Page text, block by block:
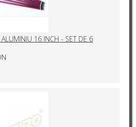
ALUMINIU 16 INCH - SET DE 6